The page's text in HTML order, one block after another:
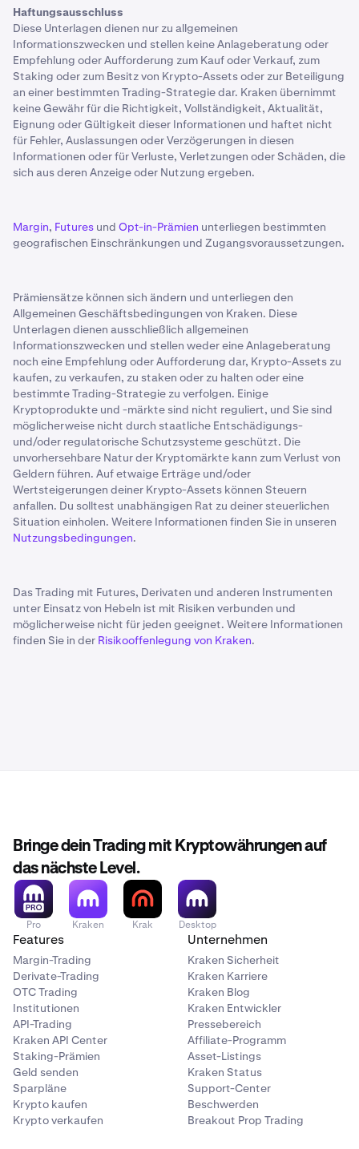
Haftungsausschluss
Diese Unterlagen dienen nur zu allgemeinen
Informationszwecken und stellen keine Anlageberatung oder
Empfehlung oder Aufforderung zum Kauf oder Verkauf, zum
Staking oder zum Besitz von Krypto-Assets oder zur Beteiligung
an einer bestimmten Trading-Strategie dar. Kraken übernimmt
keine Gewähr für die Richtigkeit, Vollständigkeit, Aktualität,
Eignung oder Gültigkeit dieser Informationen und haftet nicht
für Fehler, Auslassungen oder Verzögerungen in diesen
Informationen oder für Verluste, Verletzungen oder Schäden, die
sich aus deren Anzeige oder Nutzung ergeben.
Margin, Futures und Opt-in-Prämien unterliegen bestimmten
geografischen Einschränkungen und Zugangsvoraussetzungen.
Prämiensätze können sich ändern und unterliegen den
Allgemeinen Geschäftsbedingungen von Kraken. Diese
Unterlagen dienen ausschließlich allgemeinen
Informationszwecken und stellen weder eine Anlageberatung
noch eine Empfehlung oder Aufforderung dar, Krypto-Assets zu
kaufen, zu verkaufen, zu staken oder zu halten oder eine
bestimmte Trading-Strategie zu verfolgen. Einige
Kryptoprodukte und -märkte sind nicht reguliert, und Sie sind
möglicherweise nicht durch staatliche Entschädigungs-
und/oder regulatorische Schutzsysteme geschützt. Die
unvorhersehbare Natur der Kryptomärkte kann zum Verlust von
Geldern führen. Auf etwaige Erträge und/oder
Wertsteigerungen deiner Krypto-Assets können Steuern
anfallen. Du solltest unabhängigen Rat zu deiner steuerlichen
Situation einholen. Weitere Informationen finden Sie in unseren
Nutzungsbedingungen.
Das Trading mit Futures, Derivaten und anderen Instrumenten
unter Einsatz von Hebeln ist mit Risiken verbunden und
möglicherweise nicht für jeden geeignet. Weitere Informationen
finden Sie in der Risikooffenlegung von Kraken.
Bringe dein Trading mit Kryptowährungen auf
das nächste Level.
Pro Kraken Krak Desktop
Features
Margin-Trading
Derivate-Trading
OTC Trading
Institutionen
API-Trading
Kraken API Center
Staking-Prämien
Geld senden
Sparpläne
Krypto kaufen
Krypto verkaufen
Unternehmen
Kraken Sicherheit
Kraken Karriere
Kraken Blog
Kraken Entwickler
Pressebereich
Affiliate-Programm
Asset-Listings
Kraken Status
Support-Center
Beschwerden
Breakout Prop Trading